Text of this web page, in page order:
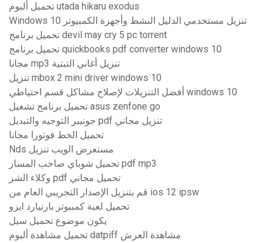
تحميل ألبوم utada hikaru exodus
Windows 10 تنزيل مستخدمي الدليل النشط وأجهزة الكمبيوتر
تحميل برنامج devil may cry 5 pc torrent
تحميل برنامج quickbooks pdf converter windows 10
مجانا mp3 تنزيل أغاني التبتية
تنزيل mbox 2 mini driver windows 10
أفضل التنزيلات لإصلاح مشاكل قسم احتياطي windows 10
تحميل برنامج تشغيل asus zenfone go
جونيبر التوجيه والتبديل pdf تنزيل مجاني
تحميل الخط فوتورا مجانا
Nds مستعرض الويب تنزيل
تحميل شوباي صاحب المسار pdf mp3
وكلاء الشر pdf تحميل مجاني
قم بتنزيل الإصدار التجريبي العام من ios 12 ipsw
تحميل لعبة كمبيوتر بارنيارد ايزو
يكون موضوع تحميل سيل
تحميل مشاهدة ألبوم datpiff مشاهدة العرش